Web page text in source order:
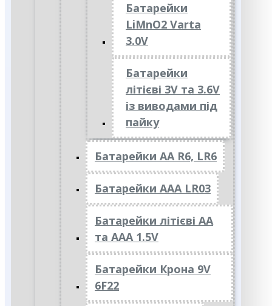
Батарейки
LiMnO2 Varta
3.0V
Батарейки
літієві 3V та 3.6V
із виводами під
пайку
Батарейки АА R6, LR6
Батарейки АAА LR03
Батарейки літієві АА
та ААА 1.5V
Батарейки Крона 9V
6F22